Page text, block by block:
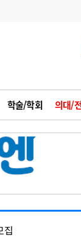
학술/학회 의대/
급 추계
결과
피플
소병원
례
용
집